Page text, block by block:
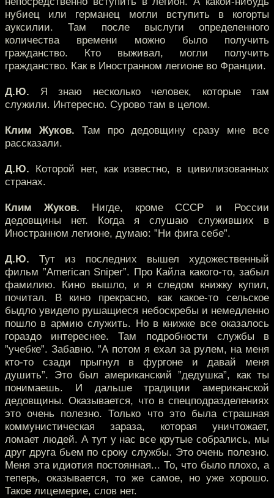
нубиец или германец могли вступить в когорты
ауксилии. Там после выслуги определенного
количества времени можно было получить
гражданство. Кто выживал, могли получить
гражданство. Как в Иностранном легионе во Франции.
Д.Ю. Я знаю несколько человек, которые там
служили. Интересно. Сурово там в целом.
Клим Жуков. Там про дедовщину сразу мне все
рассказали.
Д.Ю. Которой нет, как известно, в цивилизованных
странах.
Клим Жуков. Нигде, кроме СССР и России
дедовщины нет. Когда я слушаю служивших в
Иностранном легионе, думаю: ”Ни фига себе”.
Д.Ю. Тут из последних вышел художественный
фильм ”American Sniper”. Про Кайла какого-то, забыл
фамилию. Кино вышло, и я следом книжку купил,
почитал. В кино прекрасно, как какое-то сельское
быдло увидело рушащиеся небоскребы и немедленно
пошло в армию служить. Но в книжке все оказалось
гораздо интереснее. Там подробности службы в
”учебке”. Забавно. ”А потом я ехал за рулем, на меня
кто-то сзади прыгнул в фургоне и давай меня
душить”. Это был американский ”дедушка”, как ты
понимаешь. И дальше традиции американской
дедовщины. Оказывается, что в спецподразделениях
это очень полезно. Только что это была страшная
коммунистическая зараза, которая уничтожает,
ломает людей. А тут у нас все крутые собрались, мы
друг друга бьем по сроку службы. Это очень полезно.
Меня эта идиотия постоянная... То, что было плохо, а
теперь, оказывается, то же самое, но уже хорошо.
Такое лицемерие, слов нет.